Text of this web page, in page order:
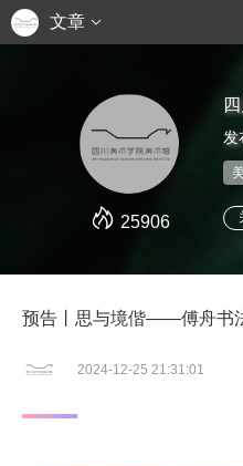
文章
25906
预告丨思与境偕——傅舟书
2024-12-25 21:31:01